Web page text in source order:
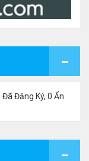
Đăng Ký, 0 Ẩn